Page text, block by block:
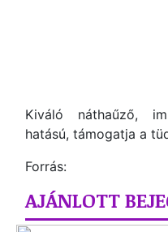
Kiváló náthaűző,
hatású, támogatja a
Forrás:
AJÁNLOTT